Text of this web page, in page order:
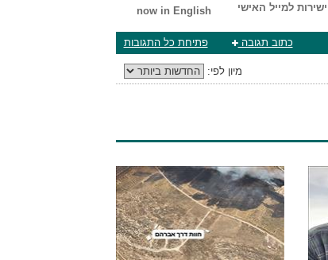
now in English
ישירות למייל האישי
פתיחת כל התגובות כתוב תגובה
מיון לפי: